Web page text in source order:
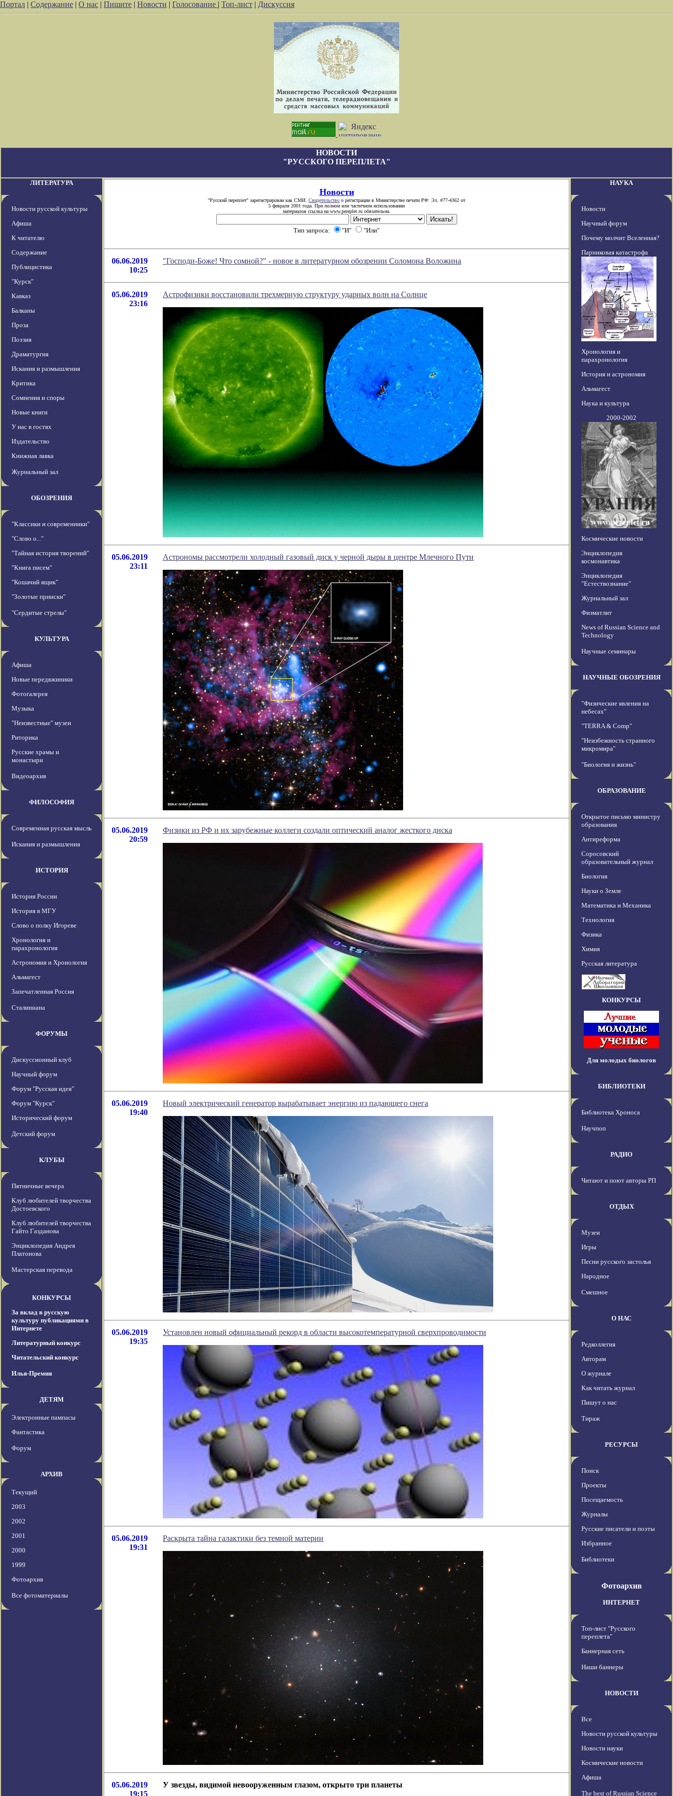
Портал | Содержание | О нас | Пишите | Новости | Голосование | Топ-лист | Дискуссия
НОВОСТИ
"РУССКОГО ПЕРЕПЛЕТА"
ЛИТЕРАТУРА
Новости русской культуры
Афиша
К читателю
Содержание
Публицистика
"Курск"
Кавказ
Балканы
Проза
Поэзия
Драматургия
Искания и размышления
Критика
Сомнения и споры
Новые книги
У нас в гостях
Издательство
Книжная лавка
Журнальный зал
ОБОЗРЕНИЯ
"Классики и современники"
"Слово о..."
"Тайная история творений"
"Книга писем"
"Кошачий ящик"
"Золотые прииски"
"Сердитые стрелы"
КУЛЬТУРА
Афиша
Новые передвжиники
Фотогалерея
Музыка
"Неизвестные" музеи
Риторика
Русские храмы и
монастыри
Видеоархив
ФИЛОСОФИЯ
Современная русская мысль
Искания и размышления
ИСТОРИЯ
История России
История в МГУ
Слово о полку Игореве
Хронология и
парахронология
Астрономия и Хронология
Альмагест
Запечатленная Россия
Сталиниана
ФОРУМЫ
Дискуссионный клуб
Научный форум
Форум "Русская идея"
Форум "Курск"
Исторический форум
Детский форум
КЛУБЫ
Пятничные вечера
Клуб любителей творчества
Достоевского
Клуб любителей творчества
Гайто Газданова
Энциклопедия Андрея
Платонова
Мастерская перевода
КОНКУРСЫ
За вклад в русскую
культуру публикациями в
Интернете
Литературный конкурс
Читательский конкурс
Илья-Премия
ДЕТЯМ
Электронные пампасы
Фантастика
Форум
АРХИВ
Текущий
2003
2002
2001
2000
1999
Фотоархив
Все фотоматериалы
Новости
"Русский переплет" зарегистрирован как СМИ. Свидетельство о регистрации в Министерстве печати РФ: Эл. #77-4362 от
5 февраля 2001 года. При полном или частичном использовании
материалов ссылка на www.pereplet.ru обязательна.
Тип запроса: "И" "Или"
06.06.2019
10:25
"Господи-Боже! Что сомной?" - новое в литературном обозрении Соломона Воложина
05.06.2019
23:16
Астрофизики восстановили трехмерную структуру ударных волн на Солнце
05.06.2019
23:11
Астрономы рассмотрели холодный газовый диск у черной дыры в центре Млечного Пути
05.06.2019
20:59
Физики из РФ и их зарубежные коллеги создали оптический аналог жесткого диска
05.06.2019
19:40
Новый электрический генератор вырабатывает энергию из падающего снега
05.06.2019
19:35
Установлен новый официальный рекорд в области высокотемпературной сверхпроводимости
05.06.2019
19:31
Раскрыта тайна галактики без темной материи
05.06.2019
19:15
У звезды, видимой невооруженным глазом, открыто три планеты
НАУКА
Новости
Научный форум
Почему молчит Вселенная?
Парниковая катастрофа
Хронология и
парахронология
История и астрономия
Альмагест
Наука и культура
2000-2002
Космические новости
Энциклопедия
космонавтика
Энциклопедия
"Естествознание"
Журнальный зал
Физматлит
News of Russian Science and
Technology
Научные семинары
НАУЧНЫЕ ОБОЗРЕНИЯ
"Физические явления на
небесах"
"TERRA & Comp"
"Неизбежность странного
микромира"
"Биология и жизнь"
ОБРАЗОВАНИЕ
Открытое письмо министру
образования
Антиреформа
Соросовский
образовательный журнал
Биология
Науки о Земле
Математика и Механика
Технология
Физика
Химия
Русская литература
КОНКУРСЫ
Для молодых биологов
БИБЛИОТЕКИ
Библиотека Хроноса
Научпоп
РАДИО
Читают и поют авторы РП
ОТДЫХ
Музеи
Игры
Песни русского застолья
Народное
Смешное
О НАС
Редколлегия
Авторам
О журнале
Как читать журнал
Пишут о нас
Тираж
РЕСУРСЫ
Поиск
Проекты
Посещаемость
Журналы
Русские писатели и поэты
Избранное
Библиотеки
Фотоархив
ИНТЕРНЕТ
Топ-лист "Русского
переплета"
Баннерная сеть
Наши баннеры
НОВОСТИ
Все
Новости русской культуры
Новости науки
Космические новости
Афиша
The best of Russian Science